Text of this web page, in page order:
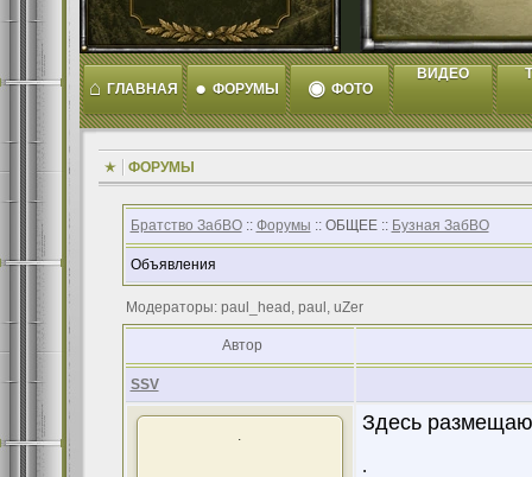
⌂ ГЛАВНАЯ ● ФОРУМЫ ◉ ФОТО
ВИДЕО
ФОРУМЫ
Братство ЗабВО:: Форумы :: ОБЩЕЕ :: Бузная ЗабВО
Объявления
Модераторы: paul_head, paul, uZer
Автор
SSV
.
Здесь
.